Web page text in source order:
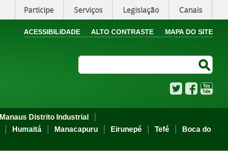
Participe Serviços Legislação Canais
ACESSIBILIDADE ALTO CONTRASTE MAPA DO SITE
TwitterFacebook
Manaus Distrito Industrial
Humaitá Manacapuru Eirunepé Tefé
Boca do